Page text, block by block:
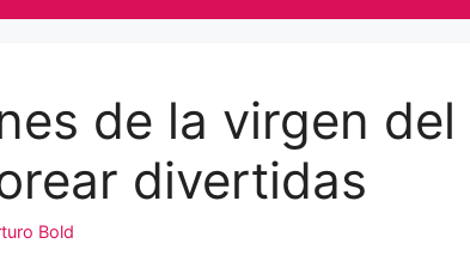
de la virgen del
divertidas
Bold